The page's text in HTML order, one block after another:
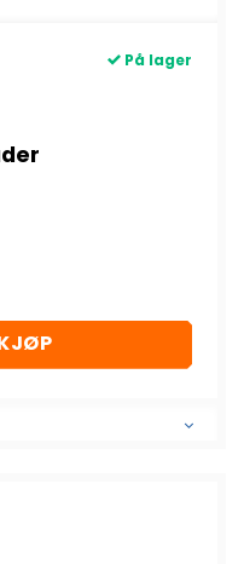
På lager
antall